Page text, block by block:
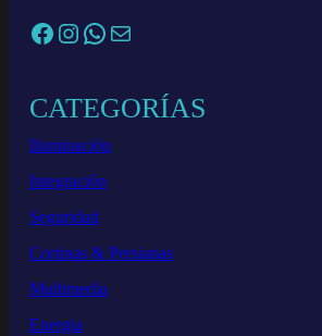
Facebook Instagram WhatsApp Correo electrónico
CATEGORÍAS
Iluminación
Integración
Seguridad
Cortinas & Persianas
Multimedia
Energia